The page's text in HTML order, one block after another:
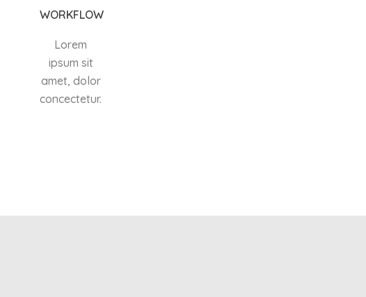
WORKFLOW
Lorem
ipsum sit
amet, dolor
concectetur.